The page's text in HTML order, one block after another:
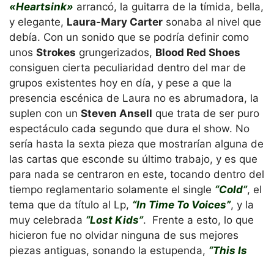
«Heartsink» arrancó, la guitarra de la tímida, bella,
y elegante, Laura-Mary Carter sonaba al nivel que
debía. Con un sonido que se podría definir como
unos Strokes grungerizados, Blood Red Shoes
consiguen cierta peculiaridad dentro del mar de
grupos existentes hoy en día, y pese a que la
presencia escénica de Laura no es abrumadora, la
suplen con un Steven Ansell que trata de ser puro
espectáculo cada segundo que dura el show. No
sería hasta la sexta pieza que mostrarían alguna de
las cartas que esconde su último trabajo, y es que
para nada se centraron en este, tocando dentro del
tiempo reglamentario solamente el single “Cold”, el
tema que da título al Lp, “In Time To Voices”, y la
muy celebrada “Lost Kids”. Frente a esto, lo que
hicieron fue no olvidar ninguna de sus mejores
piezas antiguas, sonando la estupenda, “This Is